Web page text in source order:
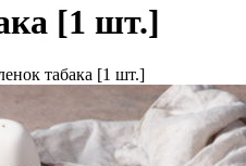
[1 шт.]
табака [1 шт.]